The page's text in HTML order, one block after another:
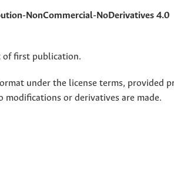
NonCommercial-NoDerivatives 4.0
first publication.
under the license terms, provided
or derivatives are made.